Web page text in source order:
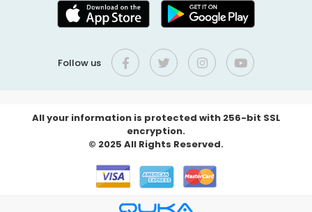
Follow us
All your information is protected with 256-bit SSL
encryption.
© 2025 All Rights Reserved.